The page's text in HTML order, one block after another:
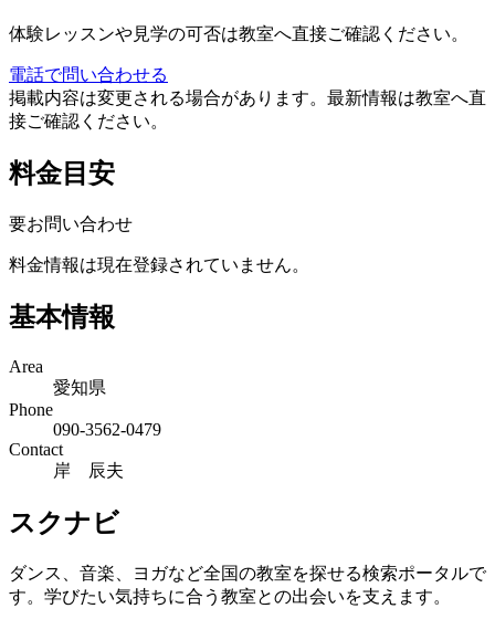
体験レッスンや見学の可否は教室へ直接ご確認ください。
電話で問い合わせる
掲載内容は変更される場合があります。最新情報は教室へ直
接ご確認ください。
料金目安
要お問い合わせ
料金情報は現在登録されていません。
基本情報
Area
愛知県
Phone
090-3562-0479
Contact
岸 辰夫
スクナビ
ダンス、音楽、ヨガなど全国の教室を探せる検索ポータルで
す。学びたい気持ちに合う教室との出会いを支えます。